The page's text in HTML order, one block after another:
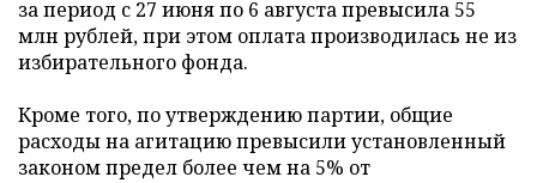
за период с 27 июня по 6 августа превысила 55
млн рублей, при этом оплата производилась не из
избирательного фонда.
Кроме того, по утверждению партии, общие
расходы на агитацию превысили установленный
законом предел более чем на 5% от